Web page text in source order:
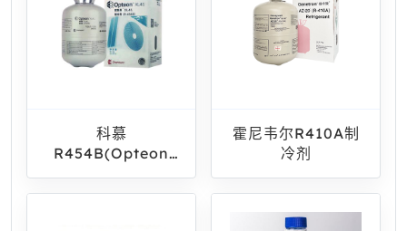
科慕
R454B(Opteon
霍尼韦尔R410A制
冷剂